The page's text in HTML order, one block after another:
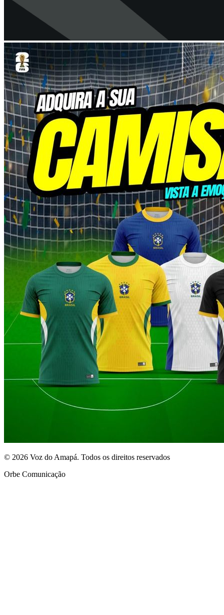
© 2026 Voz do Amapá. Todos os direitos reservados
Orbe Comunicação